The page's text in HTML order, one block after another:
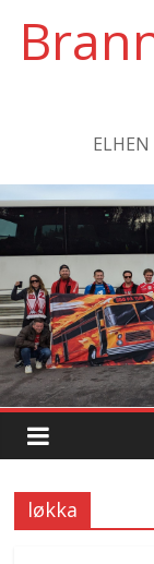
innholdet
løkka